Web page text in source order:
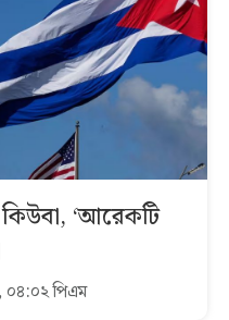
কিউবা, ‘আরেকটি
পিএম